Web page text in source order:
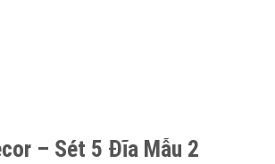
– Sét 5 Đĩa Mẫu 2